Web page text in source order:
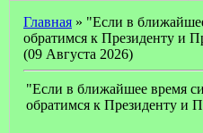
Главная » "Если в
обратимся к Президенту и
(09 Августа 2026)
"Если в ближайшее время
обратимся к Президенту и